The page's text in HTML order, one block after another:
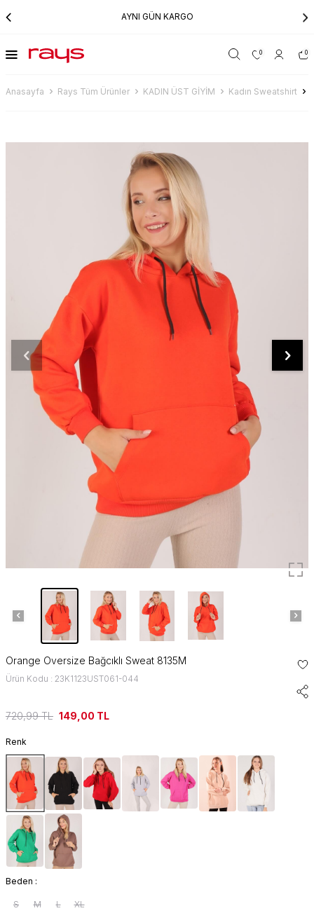
AYNI GÜN KARGO
0 0
Anasayfa Rays Tüm Ürünler KADIN ÜST GİYİM Kadın Sweatshirt
Orange Oversize Bağcıklı Sweat 8135M
Ürün Kodu : 23K1123UST061-044
720,99TL 149,00 TL
Renk
Beden :
S M L XL